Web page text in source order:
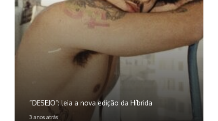
“DESEJO”: leia a nova edição da Híbrida
3 anos atrás